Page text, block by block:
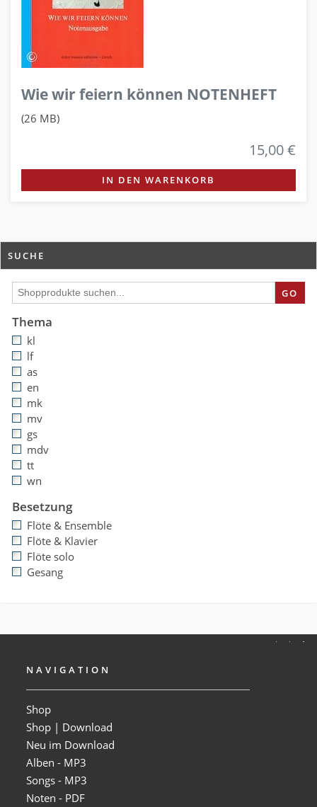
Wie wir feiern können NOTENHEFT
(26 MB)
15,00 €
IN DEN WARENKORB
SUCHE
GO
Thema
kl
lf
as
en
mk
mv
gs
mdv
tt
wn
Besetzung
Flöte & Ensemble
Flöte & Klavier
Flöte solo
Gesang
NAVIGATION
Shop
Shop | Download
Neu im Download
Alben - MP3
Songs - MP3
Noten - PDF